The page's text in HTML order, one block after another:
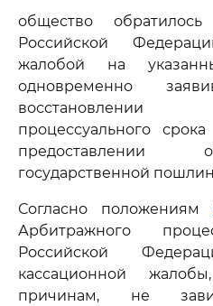
общество
Российской
жалобой на
одновременно
процессуального
предоставлении
государственной
Согласно положениям
Арбитражного
Российской
кассационной
причинам, не